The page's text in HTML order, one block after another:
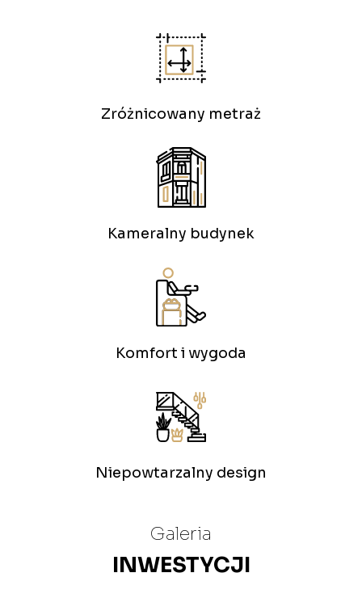
Zróżnicowany metraż
Kameralny budynek
Komfort i wygoda
Niepowtarzalny design
Galeria
INWESTYCJI